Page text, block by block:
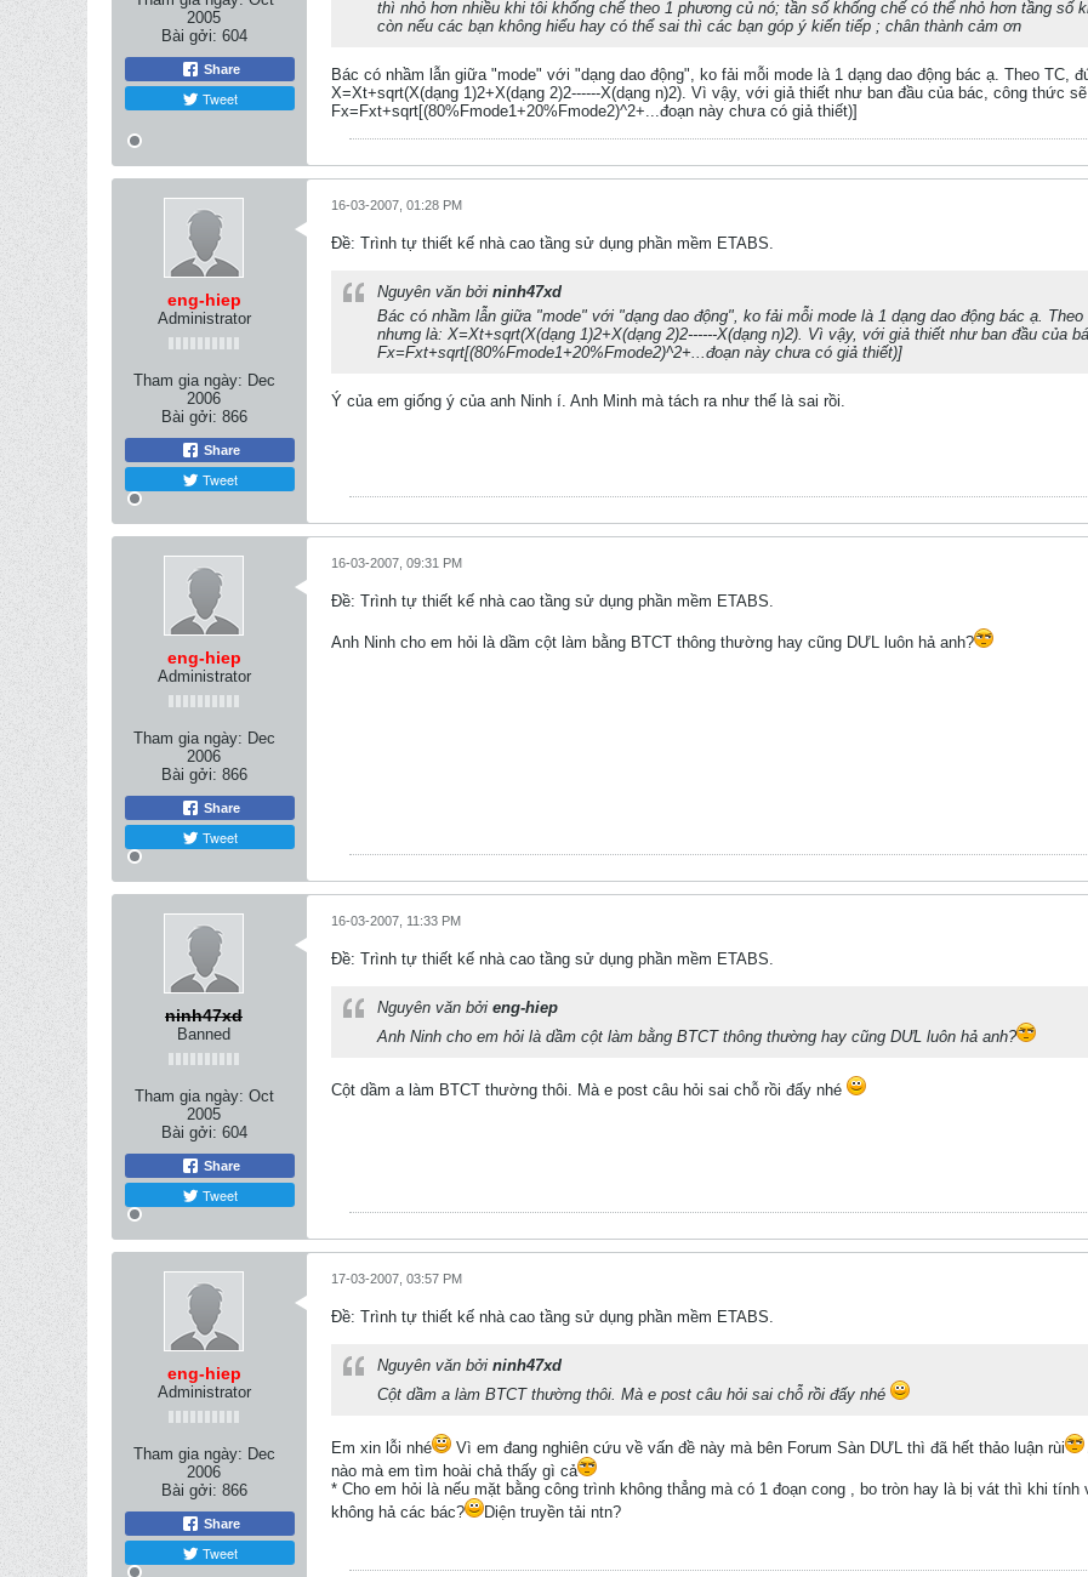
2005
Bài gởi: 604
Share
Tweet
thì nhỏ hơn nhiều khi tôi khống chế theo 1 phương củ nó; tần số khống chế có thể nhỏ hơn tầng số
còn nếu các bạn không hiểu hay có thể sai thì các bạn góp ý kiến tiếp ; chân thành cảm ơn
Bác có nhầm lẫn giữa "mode" với "dạng dao động", ko fải mỗi mode là 1 dạng dao động bác ạ. Theo TC,
X=Xt+sqrt(X(dạng 1)2+X(dạng 2)2------X(dạng n)2). Vì vậy, với giả thiết như ban đầu của bác, công thức
Fx=Fxt+sqrt[(80%Fmode1+20%Fmode2)^2+...đoạn này chưa có giả thiết)]
eng-hiep
Administrator
Tham gia ngày: Dec
2006
Bài gởi: 866
Share
Tweet
16-03-2007, 01:28 PM
Ðề: Trình tự thiết kế nhà cao tầng sử dụng phần mềm ETABS.
Nguyên văn bởi ninh47xd
Bác có nhầm lẫn giữa "mode" với "dạng dao động", ko fải mỗi mode là 1 dạng dao động bác ạ.
nhưng là: X=Xt+sqrt(X(dạng 1)2+X(dạng 2)2------X(dạng n)2). Vì vậy, với giả thiết như ban đầu của
Fx=Fxt+sqrt[(80%Fmode1+20%Fmode2)^2+...đoạn này chưa có giả thiết)]
Ý của em giống ý của anh Ninh í. Anh Minh mà tách ra như thế là sai rồi.
eng-hiep
Administrator
Tham gia ngày: Dec
2006
Bài gởi: 866
Share
Tweet
16-03-2007, 09:31 PM
Ðề: Trình tự thiết kế nhà cao tầng sử dụng phần mềm ETABS.
Anh Ninh cho em hỏi là dầm cột làm bằng BTCT thông thường hay cũng DƯL luôn hả anh?
ninh47xd
Banned
Tham gia ngày: Oct
2005
Bài gởi: 604
Share
Tweet
16-03-2007, 11:33 PM
Ðề: Trình tự thiết kế nhà cao tầng sử dụng phần mềm ETABS.
Nguyên văn bởi eng-hiep
Anh Ninh cho em hỏi là dầm cột làm bằng BTCT thông thường hay cũng DƯL luôn hả anh?
Cột dầm a làm BTCT thường thôi. Mà e post câu hỏi sai chỗ rồi đấy nhé
eng-hiep
Administrator
Tham gia ngày: Dec
2006
Bài gởi: 866
Share
Tweet
17-03-2007, 03:57 PM
Ðề: Trình tự thiết kế nhà cao tầng sử dụng phần mềm ETABS.
Nguyên văn bởi ninh47xd
Cột dầm a làm BTCT thường thôi. Mà e post câu hỏi sai chỗ rồi đấy nhé
Em xin lỗi nhé Vì em đang nghiên cứu về vấn đề này mà bên Forum Sàn DƯL thì đã hết thảo luận rùi
nào mà em tìm hoài chả thấy gì cả
* Cho em hỏi là nếu mặt bằng công trình không thẳng mà có 1 đoạn cong , bo tròn hay là bị vát thì khi
không hả các bác?
Diện truyền tải ntn?